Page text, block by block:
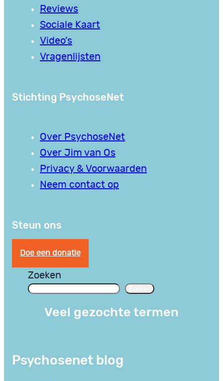
Reviews
Sociale Kaart
Video’s
Vragenlijsten
Stichting PsychoseNet
Over PsychoseNet
Over Jim van Os
Privacy & Voorwaarden
Neem contact op
Steun ons
Doe een donatie
Zoeken
Veel gezochte termen
Psychosenet blog